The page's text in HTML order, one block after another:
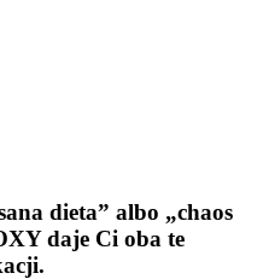
dieta” albo „chaos
daje Ci oba te